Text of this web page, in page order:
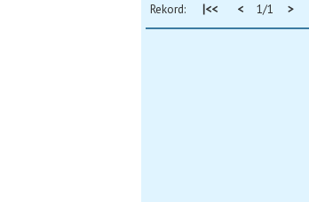
Rekord:
|<< < 1/1 >